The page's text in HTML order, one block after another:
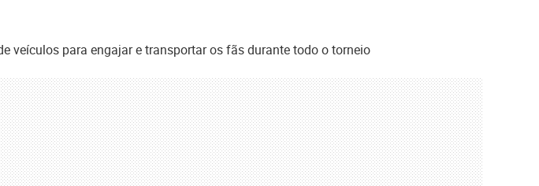
veículos para engajar e transportar os fãs durante todo o torneio